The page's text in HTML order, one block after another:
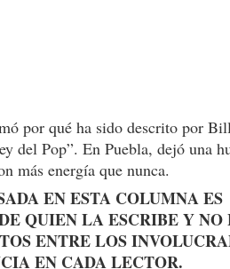
por qué ha sido descrito por
del Pop”. En Puebla, dejó una
más energía que nunca.
EN ESTA COLUMNA ES
QUIEN LA ESCRIBE Y NO
ENTRE LOS
EN CADA LECTOR.